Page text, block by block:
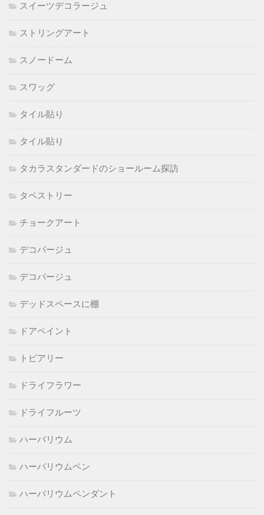
スイーツデコラージュ
ストリングアート
スノードーム
スワッグ
タイル貼り
タイル貼り
タカラスタンダードのショールーム探訪
タペストリー
チョークアート
デコパージュ
デコパージュ
デッドスペースに棚
ドアペイント
トピアリー
ドライフラワー
ドライフルーツ
ハーバリウム
ハーバリウムペン
ハーバリウムペンダント